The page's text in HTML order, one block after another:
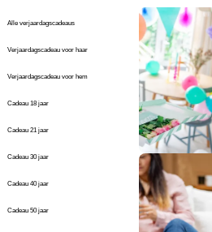
Alle verjaardagscadeaus
Verjaardagscadeau voor haar
Verjaardagscadeau voor hem
Cadeau 18 jaar
Cadeau 21 jaar
Cadeau 30 jaar
Cadeau 40 jaar
Cadeau 50 jaar
De perfecte